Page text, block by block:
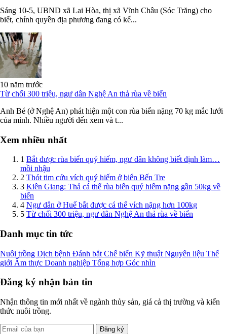
Sáng 10-5, UBND xã Lai Hòa, thị xã Vĩnh Châu (Sóc Trăng) cho
biết, chính quyền địa phương đang có kế...
10 năm trước
Từ chối 300 triệu, ngư dân Nghệ An thả rùa về biển
Anh Bé (ở Nghệ An) phát hiện một con rùa biển nặng 70 kg mắc lưới
của mình. Nhiều người đến xem và t...
Xem nhiều nhất
1 Bắt được rùa biển quý hiếm, ngư dân không biết định làm…
mồi nhậu
2 Thót tim cứu vích quý hiếm ở biển Bến Tre
3 Kiên Giang: Thả cá thể rùa biển quý hiếm nặng gần 50kg về
biển
4 Ngư dân ở Huế bắt được cá thể vích nặng hơn 100kg
5 Từ chối 300 triệu, ngư dân Nghệ An thả rùa về biển
Danh mục tin tức
Nuôi trồng Dịch bệnh Đánh bắt Chế biến Kỹ thuật Nguyên liệu Thế
giới Ẩm thực Doanh nghiệp Tổng hợp Góc nhìn
Đăng ký nhận bản tin
Nhận thông tin mới nhất về ngành thủy sản, giá cả thị trường và kiến
thức nuôi trồng.
Đăng ký